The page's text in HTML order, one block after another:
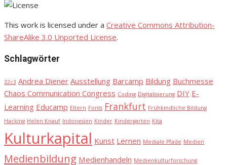
This work is licensed under a Creative Commons Attribution-
ShareAlike 3.0 Unported License.
Schlagwörter
32c3 Andrea Diener Ausstellung Barcamp Bildung Buchmesse
Chaos Communication Congress Coding Digitalisierung DIY E-
Learning Educamp Eltern Fonts Frankfurt Frühkindliche Bildung
Hacking Helen Knauf Indonesien Kinder Kindergarten Kita
Kulturkapital Kunst Lernen Mediale Pfade Medien
Medienbildung Medienhandeln Medienkulturforschung